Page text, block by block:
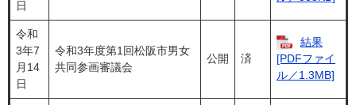
日
令和
3年7
月14
日
令和3年度第1回松阪市男女
共同参画審議会
公開 済
結果
[PDFファイ
ル／1.3MB]